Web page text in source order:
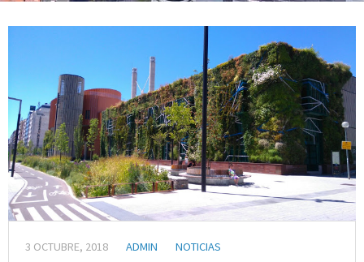
3 OCTUBRE, 2018 ADMIN NOTICIAS